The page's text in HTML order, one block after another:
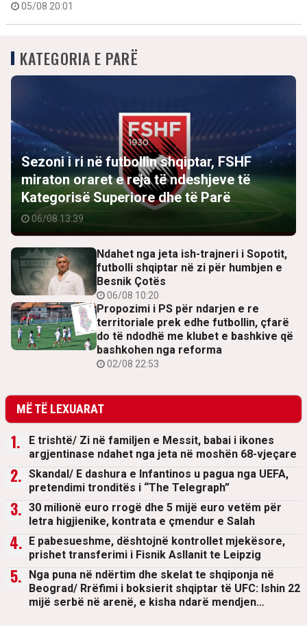
05/08 20:01
KATEGORIA E PARË
Sezoni i ri në futbollin shqiptar, FSHF
miraton oraret e reja të ndeshjeve të
Kategorisë Superiore dhe të Parë
06/08 13:39
Ndahet nga jeta ish-trajneri i Sopotit,
futbolli shqiptar në zi për humbjen e
Besnik Çotës
06/08 10:20
Propozimi i PS për ndarjen e re
territoriale prek edhe futbollin, çfarë
do të ndodhë me klubet e bashkive që
bashkohen nga reforma
02/08 22:53
MË TË LEXUARAT
E trishtë/ Zi në familjen e Messit, babai i ikones
argjentinase ndahet nga jeta në moshën 68-vjeçare
Skandal/ E dashura e Infantinos u pagua nga UEFA,
pretendimi tronditës i “The Telegraph”
30 milionë euro rrogë dhe 5 mijë euro vetëm për
letra higjienike, kontrata e çmendur e Salah
E pabesueshme, dështojnë kontrollet mjekësore,
prishet transferimi i Fisnik Asllanit te Leipzig
Nga puna në ndërtim dhe skelat te shqiponja në
Beograd/ Rrëfimi i boksierit shqiptar të UFC: Ishin 22
mijë serbë në arenë, e kisha ndarë mendjen…